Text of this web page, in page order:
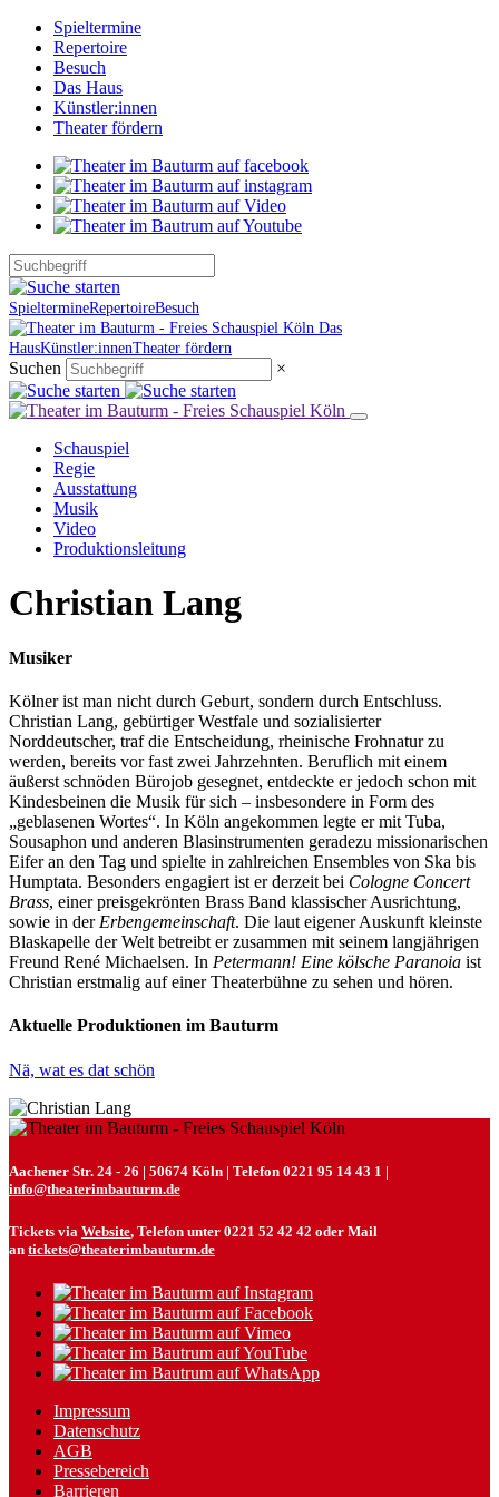
Spieltermine
Repertoire
Besuch
Das Haus
Künstler:innen
Theater fördern
SpieltermineRepertoireBesuch
Das
HausKünstler:innenTheater fördern
Suchen ×
Schauspiel
Regie
Ausstattung
Musik
Video
Produktionsleitung
Christian Lang
Musiker
Kölner ist man nicht durch Geburt, sondern durch Entschluss.
Christian Lang, gebürtiger Westfale und sozialisierter
Norddeutscher, traf die Entscheidung, rheinische Frohnatur zu
werden, bereits vor fast zwei Jahrzehnten. Beruflich mit einem
äußerst schnöden Bürojob gesegnet, entdeckte er jedoch schon mit
Kindesbeinen die Musik für sich – insbesondere in Form des
„geblasenen Wortes“. In Köln angekommen legte er mit Tuba,
Sousaphon und anderen Blasinstrumenten geradezu missionarischen
Eifer an den Tag und spielte in zahlreichen Ensembles von Ska bis
Humptata. Besonders engagiert ist er derzeit bei Cologne Concert
Brass, einer preisgekrönten Brass Band klassischer Ausrichtung,
sowie in der Erbengemeinschaft. Die laut eigener Auskunft kleinste
Blaskapelle der Welt betreibt er zusammen mit seinem langjährigen
Freund René Michaelsen. In Petermann! Eine kölsche Paranoia ist
Christian erstmalig auf einer Theaterbühne zu sehen und hören.
Aktuelle Produktionen im Bauturm
Nä, wat es dat schön
Aachener Str. 24 - 26 | 50674 Köln | Telefon 0221 95 14 43 1 |
info@theaterimbauturm.de
Tickets via Website, Telefon unter 0221 52 42 42 oder Mail
an tickets@theaterimbauturm.de
Impressum
Datenschutz
AGB
Pressebereich
Barrieren